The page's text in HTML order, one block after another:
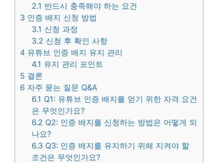
2.1 반드시 충족해야 하는 요건
3 인증 배지 신청 방법
3.1 신청 과정
3.2 신청 후 확인 사항
4 유튜브 인증 배지 유지 관리
4.1 유지 관리 포인트
5 결론
6 자주 묻는 질문 Q&A
6.1 Q1: 유튜브 인증 배지를 얻기 위한 자격 요건
은 무엇인가요?
6.2 Q2: 인증 배지를 신청하는 방법은 어떻게 되
나요?
6.3 Q3: 인증 배지를 유지하기 위해 지켜야 할
조건은 무엇인가요?